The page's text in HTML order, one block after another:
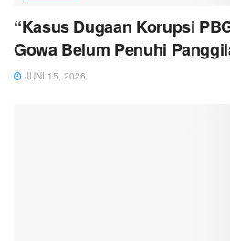
“Kasus Dugaan Korupsi
Gowa Belum Penuhi
JUNI 15, 2026